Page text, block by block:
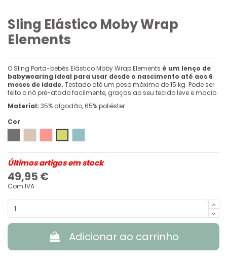
Sling Elástico Moby Wrap
Elements
O Sling Porta-bebés Elástico Moby Wrap Elements é um lenço de
babywearing ideal para usar desde o nascimento até aos 6
meses de idade. Testado até um peso máximo de 15 kg. Pode ser
feito o nó pré-atado facilmente, graças ao seu tecido leve e macio.
Material: 35% algodão, 65% poliéster
Cor
Últimos artigos em stock
49,95 €
Com IVA
Adicionar ao carrinho